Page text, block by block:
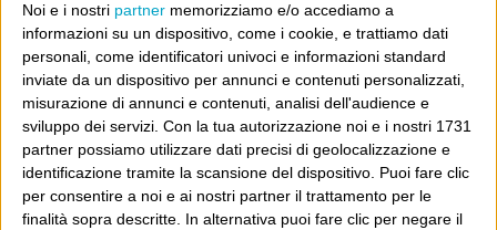
Noi e i nostri partner memorizziamo e/o accediamo a
informazioni su un dispositivo, come i cookie, e trattiamo dati
personali, come identificatori univoci e informazioni standard
inviate da un dispositivo per annunci e contenuti personalizzati,
misurazione di annunci e contenuti, analisi dell'audience e
sviluppo dei servizi. Con la tua autorizzazione noi e i nostri 1731
partner possiamo utilizzare dati precisi di geolocalizzazione e
identificazione tramite la scansione del dispositivo. Puoi fare clic
per consentire a noi e ai nostri partner il trattamento per le
finalità sopra descritte. In alternativa puoi fare clic per negare il
POST PRECEDENTE
La fine dei dinosauri
POST SUCCESSIVO
Target Montenegro